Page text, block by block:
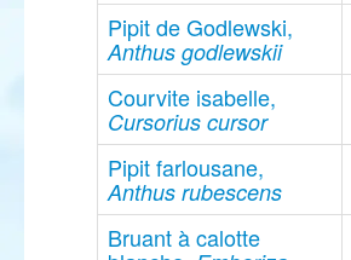
Pipit de Godlewski,
Anthus godlewskii
Courvite isabelle,
Cursorius cursor
Pipit farlousane,
Anthus rubescens
Bruant à calotte